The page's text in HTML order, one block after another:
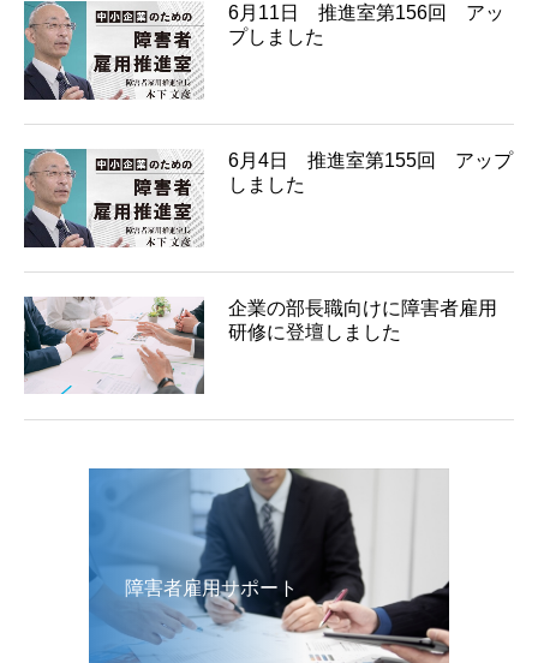
6月11日 推進室第156回 アッ
プしました
6月4日 推進室第155回 アップ
しました
企業の部長職向けに障害者雇用
研修に登壇しました
障害者雇用サポート